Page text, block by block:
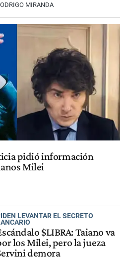
MIRANDA
pidió información
Milei
LEVANTAR EL SECRETO
$LIBRA: Taiano va
los Milei, pero la jueza
demora